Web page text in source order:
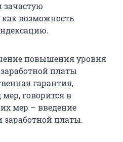
зачастую
возможность
повышения уровня
платы
гарантия,
говорится в
мер – введение
платы.